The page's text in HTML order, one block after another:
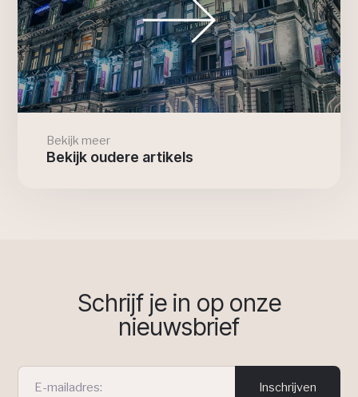
Bekijk meer
Bekijk oudere artikels
Schrijf je in op onze
nieuwsbrief
Inschrijven